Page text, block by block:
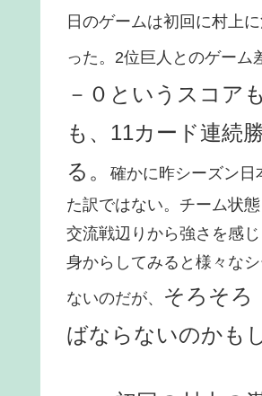
日のゲームは初回に村上
った。2位巨人とのゲーム
－０というスコア
も、11カード連続
る。
確かに昨シーズン日
た訳ではない。チーム状
交流戦辺りから強さを感
身からしてみると様々な
ないのだが、 そろそろ
ばならないのかも